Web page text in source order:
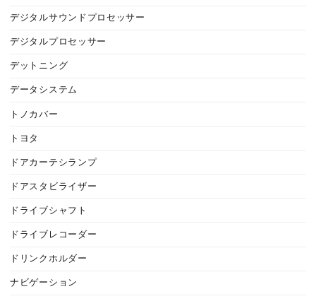
デジタルサウンドプロセッサー
デジタルプロセッサー
デットニング
データシステム
トノカバー
トヨタ
ドアカーテシランプ
ドアスタビライザー
ドライブシャフト
ドライブレコーダー
ドリンクホルダー
ナビゲーション